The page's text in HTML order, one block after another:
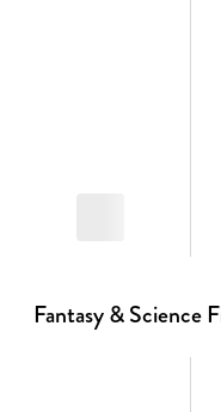
Fantasy & Science